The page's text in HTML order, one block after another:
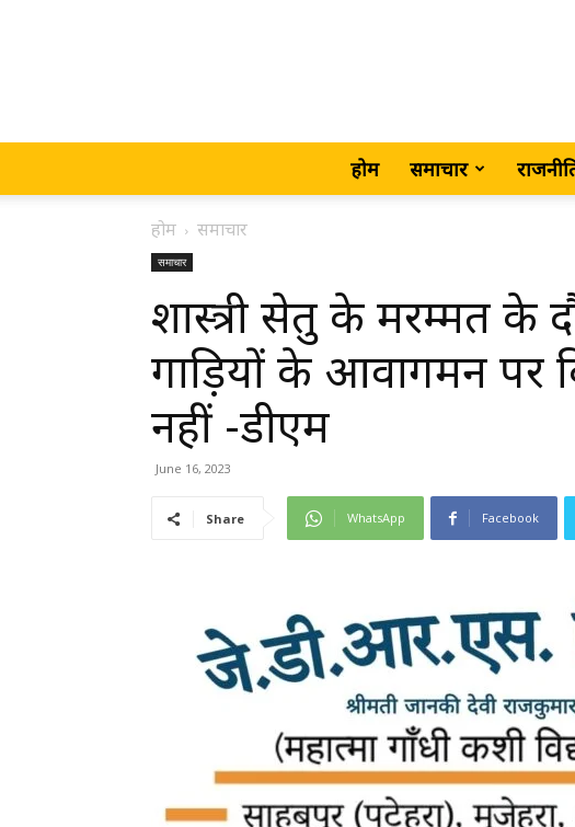
होम समाचार
होम समाचार
समाचार
शास्त्री सेतु के मरम्मत के
गाड़ियों के आवागमन पर
नहीं -डीएम
June 16, 2023
Share WhatsApp Facebook